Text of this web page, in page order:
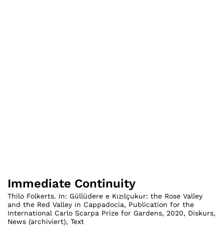
Immediate Continuity
Thilo Folkerts. In: Güllüdere e Kızılçukur: the Rose Valley
and the Red Valley in Cappadocia, Publication for the
International Carlo Scarpa Prize for Gardens, 2020, Diskurs,
News (archiviert), Text